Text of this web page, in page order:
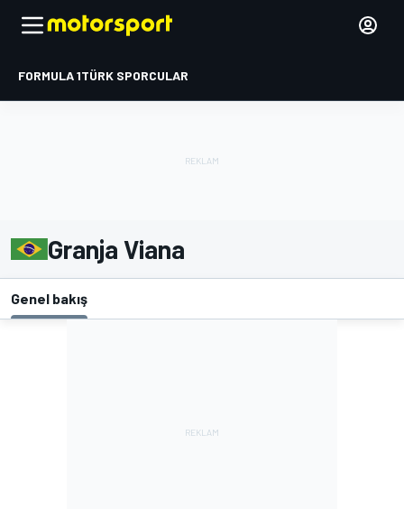
FORMULA 1TÜRK SPORCULAR
Granja Viana
Genel bakış